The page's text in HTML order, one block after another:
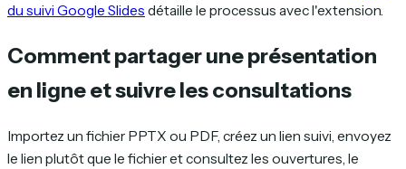
du suivi Google Slides détaille le processus avec l'extension.
Comment partager une présentation
en ligne et suivre les consultations
Importez un fichier PPTX ou PDF, créez un lien suivi, envoyez
le lien plutôt que le fichier et consultez les ouvertures, le